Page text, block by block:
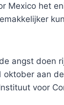
Mexico het
angst doen
oktober aan
voor